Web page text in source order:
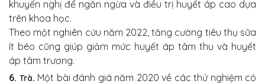
khuyến nghị để ngăn ngừa và điều trị huyết áp cao dựa
trên khoa học.
Theo một nghiên cứu năm 2022, tăng cường tiêu thụ sữa
ít béo cũng giúp giảm mức huyết áp tâm thu và huyết
áp tâm trương.
6. Trà. Một bài đánh giá năm 2020 về các thử nghiệm có